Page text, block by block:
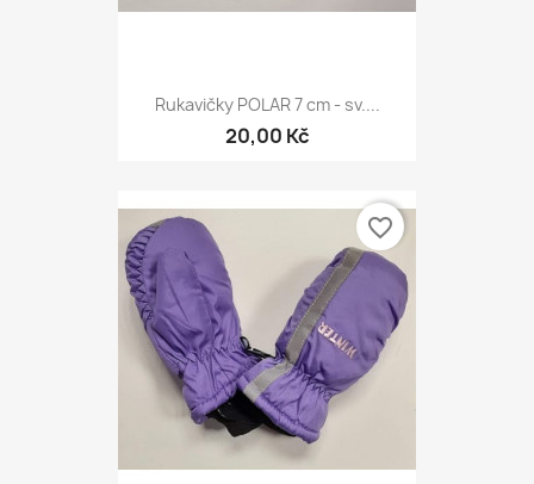
Rukavičky POLAR 7 cm - sv....
20,00 Kč
favorite_border